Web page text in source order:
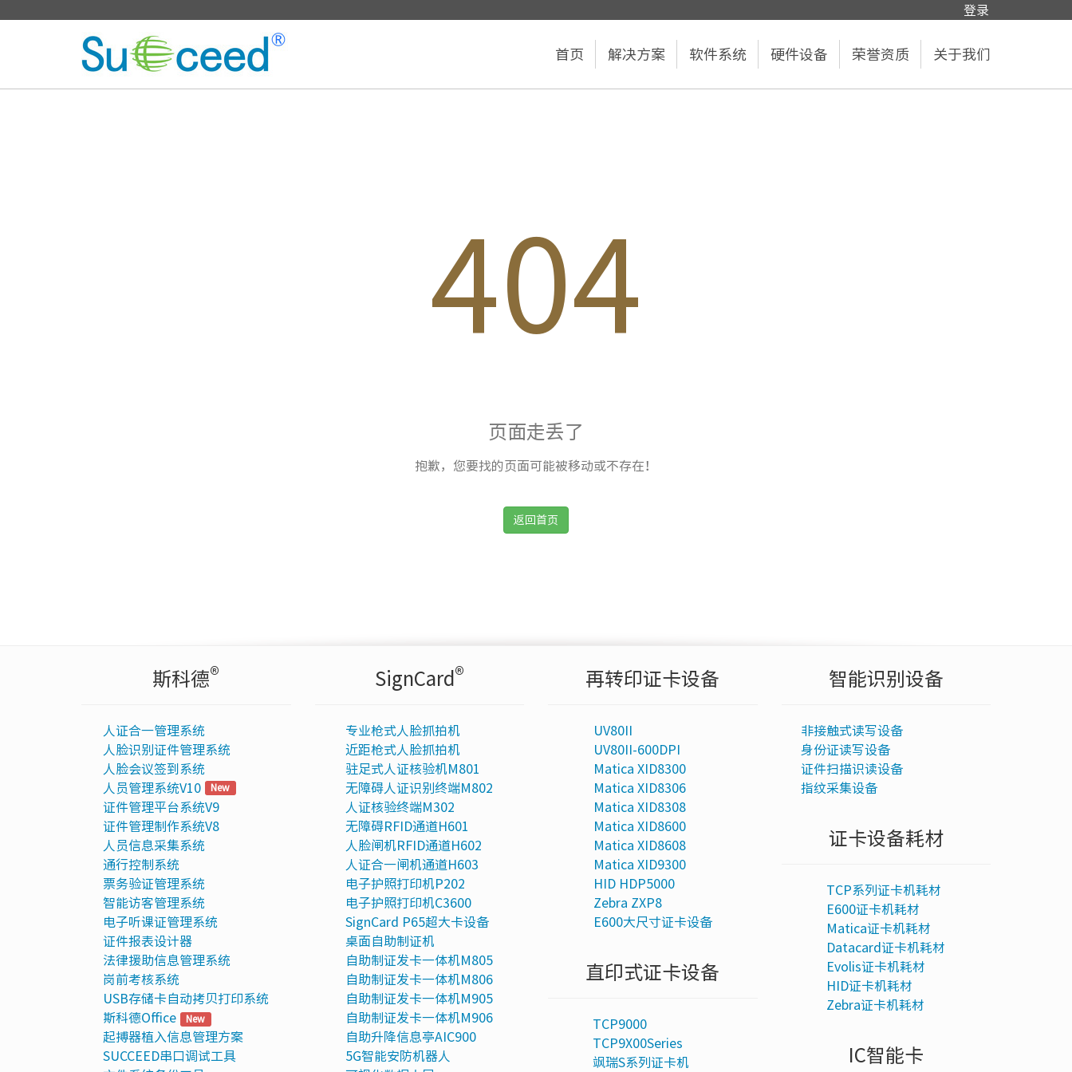
登录
首页 解决方案 软件系统 硬件设备 荣誉资质 关于我们
404
页面走丢了
抱歉，您要找的页面可能被移动或不存在！
返回首页
斯科德®
人证合一管理系统
人脸识别证件管理系统
人脸会议签到系统
人员管理系统V10
New
证件管理平台系统V9
证件管理制作系统V8
人员信息采集系统
通行控制系统
票务验证管理系统
智能访客管理系统
电子听课证管理系统
证件报表设计器
法律援助信息管理系统
岗前考核系统
USB存储卡自动拷贝打印系统
斯科德Office
New
起搏器植入信息管理方案
SUCCEED串口调试工具
SignCard ®
专业枪式人脸抓拍机
近距枪式人脸抓拍机
驻足式人证核验机M801
无障碍人证识别终端M802
人证核验终端M302
无障碍RFID通道H601
人脸闸机RFID通道H602
人证合一闸机通道H603
电子护照打印机P202
电子护照打印机C3600
SignCard P65超大卡设备
桌面自助制证机
自助制证发卡一体机M805
自助制证发卡一体机M806
自助制证发卡一体机M905
自助制证发卡一体机M906
自助升降信息亭AIC900
5G智能安防机器人
再转印证卡设备
UV80II
UV80II-600DPI
Matica XID8300
Matica XID8306
Matica XID8308
Matica XID8600
Matica XID8608
Matica XID9300
HID HDP5000
Zebra ZXP8
E600大尺寸证卡设备
直印式证卡设备
TCP9000
TCP9X00Series
飒瑞S系列证卡机
智能识别设备
非接触式读写设备
身份证读写设备
证件扫描识读设备
指纹采集设备
证卡设备耗材
TCP系列证卡机耗材
E600证卡机耗材
Matica证卡机耗材
Datacard证卡机耗材
Evolis证卡机耗材
HID证卡机耗材
Zebra证卡机耗材
IC智能卡